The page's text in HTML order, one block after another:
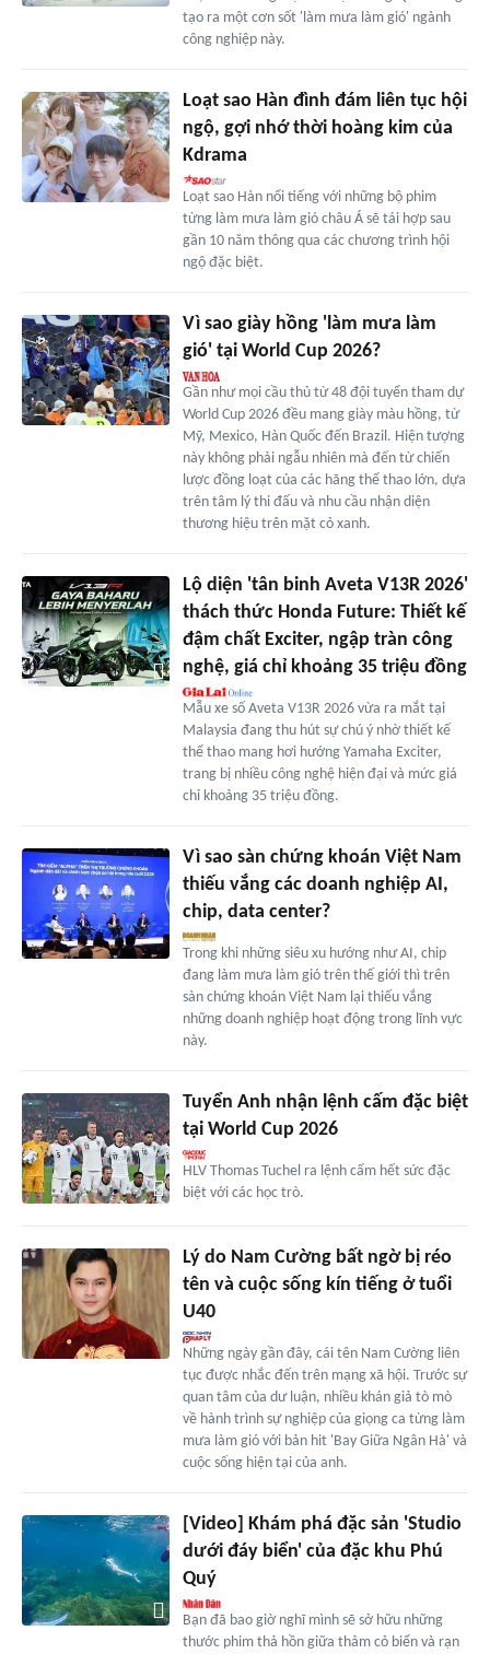
tạo ra một cơn sốt 'làm mưa làm gió' ngành
công nghiệp này.
Loạt sao Hàn đình đám liên tục hội
ngộ, gợi nhớ thời hoàng kim của
Kdrama
Loạt sao Hàn nổi tiếng với những bộ phim
từng làm mưa làm gió châu Á sẽ tái hợp sau
gần 10 năm thông qua các chương trình hội
ngộ đặc biệt.
Vì sao giày hồng 'làm mưa làm
gió' tại World Cup 2026?
Gần như mọi cầu thủ từ 48 đội tuyển tham dự
World Cup 2026 đều mang giày màu hồng, từ
Mỹ, Mexico, Hàn Quốc đến Brazil. Hiện tượng
này không phải ngẫu nhiên mà đến từ chiến
lược đồng loạt của các hãng thể thao lớn, dựa
trên tâm lý thi đấu và nhu cầu nhận diện
thương hiệu trên mặt cỏ xanh.
Lộ diện 'tân binh Aveta V13R 2026'
thách thức Honda Future: Thiết kế
đậm chất Exciter, ngập tràn công
nghệ, giá chỉ khoảng 35 triệu đồng
Mẫu xe số Aveta V13R 2026 vừa ra mắt tại
Malaysia đang thu hút sự chú ý nhờ thiết kế
thể thao mang hơi hướng Yamaha Exciter,
trang bị nhiều công nghệ hiện đại và mức giá
chỉ khoảng 35 triệu đồng.
Vì sao sàn chứng khoán Việt Nam
thiếu vắng các doanh nghiệp AI,
chip, data center?
Trong khi những siêu xu hướng như AI, chip
đang làm mưa làm gió trên thế giới thì trên
sàn chứng khoán Việt Nam lại thiếu vắng
những doanh nghiệp hoạt động trong lĩnh vực
này.
Tuyển Anh nhận lệnh cấm đặc biệt
tại World Cup 2026
HLV Thomas Tuchel ra lệnh cấm hết sức đặc
biệt với các học trò.
Lý do Nam Cường bất ngờ bị réo
tên và cuộc sống kín tiếng ở tuổi
U40
Những ngày gần đây, cái tên Nam Cường liên
tục được nhắc đến trên mạng xã hội. Trước sự
quan tâm của dư luận, nhiều khán giả tò mò
về hành trình sự nghiệp của giọng ca từng làm
mưa làm gió với bản hit 'Bay Giữa Ngân Hà' và
cuộc sống hiện tại của anh.
[Video] Khám phá đặc sản 'Studio
dưới đáy biển' của đặc khu Phú
Quý
Bạn đã bao giờ nghĩ mình sẽ sở hữu những
thước phim thả hồn giữa thảm cỏ biển và rạn